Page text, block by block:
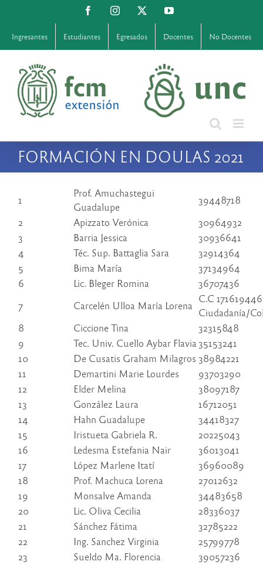
contenido
FacebookInstagram YouTube
Ingresantes Estudiantes Egresados Docentes No Docentes
FORMACIÓN EN DOULAS 2021
1
Prof. Amuchastegui
Guadalupe
39448718
2
Apizzato Verónica
30964932
3
Barria Jessica
30936641
4
Téc. Sup. Battaglia Sara
32914364
5
Bima María
37134964
6
Lic. Bleger Romina
36707436
7
Carcelén Ulloa María Lorena
C.C
Ciudadanía/
8
Ciccione Tina
32315848
9
Tec. Univ. Cuello Aybar Flavia 35153241
10
De Cusatis Graham Milagros 38984221
11
Demartini Marie Lourdes
93703290
12
Elder Melina
38097187
13
González Laura
16712051
14
Hahn Guadalupe
34418327
15
Iristueta Gabriela R.
20225043
16
Ledesma Estefania Nair
36013041
17
López Marlene Itatí
36960089
18
Prof. Machuca Lorena
27012632
19
Monsalve Amanda
34483658
20
Lic. Oliva Cecilia
28336037
21
Sánchez Fátima
32785222
22
Ing. Sanchez Virginia
25799778
23
Sueldo Ma. Florencia
39057236